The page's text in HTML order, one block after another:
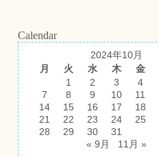
Calendar
2024年10月
月
火 水 木 金
1
2 3 4
7
8 9 10 11
14
15 16 17 18
21
22 23 24 25
28
29 30
31
« 9月
11月 »